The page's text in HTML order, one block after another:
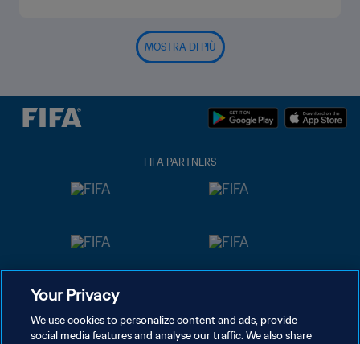
MOSTRA DI PIÙ
FIFA PARTNERS
Your Privacy
We use cookies to personalize content and ads, provide
social media features and analyse our traffic. We also share